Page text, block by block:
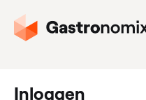
G
a
a
Inloggen